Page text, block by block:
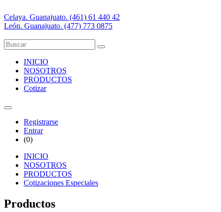
Celaya. Guanajuato. (461) 61 440 42
León. Guanajuato. (477) 773 0875
INICIO
NOSOTROS
PRODUCTOS
Cotizar
Registrarse
Entrar
(0)
INICIO
NOSOTROS
PRODUCTOS
Cotizaciones Especiales
Productos